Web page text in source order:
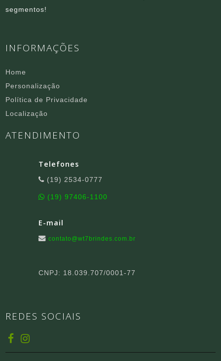
segmentos!
INFORMAÇÕES
Home
Personalização
Política de Privacidade
Localização
ATENDIMENTO
Telefones
(19) 2534-0777
(19) 97406-1100
E-mail
contato@wt7brindes.com.br
CNPJ: 18.039.707/0001-77
REDES SOCIAIS